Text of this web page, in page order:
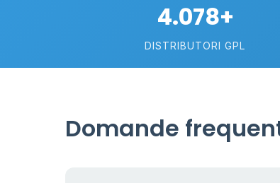
4.078+
DISTRIBUTORI GPL
Domande